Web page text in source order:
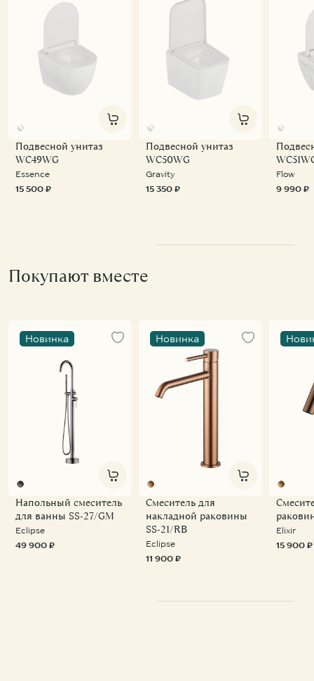
Подвесной унитаз
WC49WG
Essence
15 500 ₽
Подвесной унитаз
WC50WG
Gravity
15 350 ₽
Flow
9 990 ₽
Покупают вместе
Новинка
Напольный смеситель
для ванны SS-27/GM
Eclipse
49 900 ₽
Новинка
Смеситель для
накладной раковины
SS-21/RB
Eclipse
11 900 ₽
Elixir
15 900 ₽